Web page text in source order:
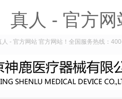
真人 - 官方网
- 官方网站 官方网站！全国服务热线：